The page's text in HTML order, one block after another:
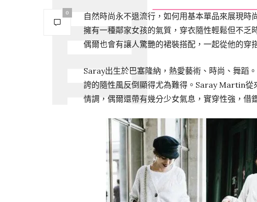
0
自然時尚永不退流行，如何用基本單品來展現
擁有一種鄰家女孩的氣質，穿衣隨性輕鬆但不乏
偶爾也會有讓人驚艷的裙裝搭配，一起從他的穿
Saray出生於巴塞隆納，熱愛藝術、時尚、舞蹈
誇的隨性風反倒顯得尤為難得。Saray Martin從
情調，偶爾還帶有幾分少女氣息，實穿性強，借